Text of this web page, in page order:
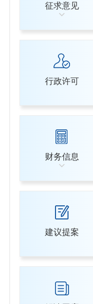
征求意见
行政许可
财务信息
建议提案